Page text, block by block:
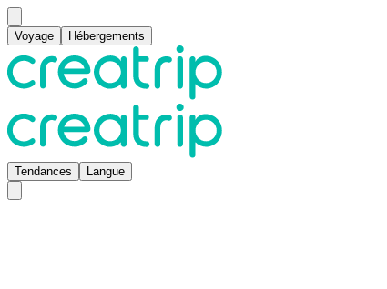
Voyage Hébergements
Tendances Langue